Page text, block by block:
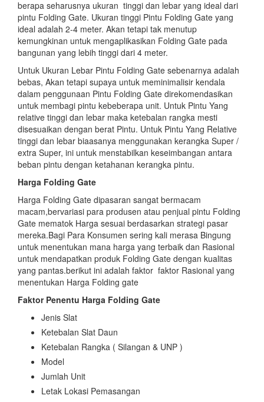
berapa seharusnya ukuran tinggi dan lebar yang ideal dari
pintu Folding Gate. Ukuran tinggi Pintu Folding Gate yang
ideal adalah 2-4 meter. Akan tetapi tak menutup
kemungkinan untuk mengaplikasikan Folding Gate pada
bangunan yang lebih tinggi dari 4 meter.
Untuk Ukuran Lebar Pintu Folding Gate sebenarnya adalah
bebas, Akan tetapi supaya untuk meminimalisir kendala
dalam penggunaan Pintu Folding Gate direkomendasikan
untuk membagi pintu kebeberapa unit. Untuk Pintu Yang
relative tinggi dan lebar maka ketebalan rangka mesti
disesuaikan dengan berat Pintu. Untuk Pintu Yang Relative
tinggi dan lebar biaasanya menggunakan kerangka Super /
extra Super, ini untuk menstabilkan keseimbangan antara
beban pintu dengan ketahanan kerangka pintu.
Harga Folding Gate
Harga Folding Gate dipasaran sangat bermacam
macam,bervariasi para produsen atau penjual pintu Folding
Gate mematok Harga sesuai berdasarkan strategi pasar
mereka.Bagi Para Konsumen sering kali merasa Bingung
untuk menentukan mana harga yang terbaik dan Rasional
untuk mendapatkan produk Folding Gate dengan kualitas
yang pantas.berikut ini adalah faktor faktor Rasional yang
menentukan Harga Folding gate
Faktor Penentu Harga Folding Gate
Jenis Slat
Ketebalan Slat Daun
Ketebalan Rangka ( Silangan & UNP )
Model
Jumlah Unit
Letak Lokasi Pemasangan